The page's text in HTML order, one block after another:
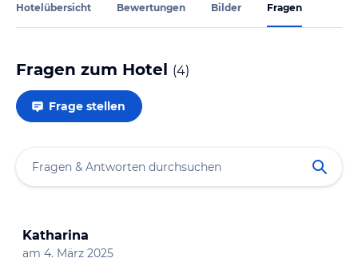
Hotelübersicht Bewertungen Bilder Fragen
Fragen zum Hotel (4)
Frage stellen
Katharina
am 4. März 2025